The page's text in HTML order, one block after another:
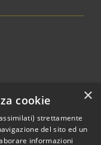
×
cookie
strettamente
del sito ed un
informazioni